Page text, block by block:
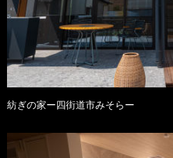
紡ぎの家ー四街道市みそらー